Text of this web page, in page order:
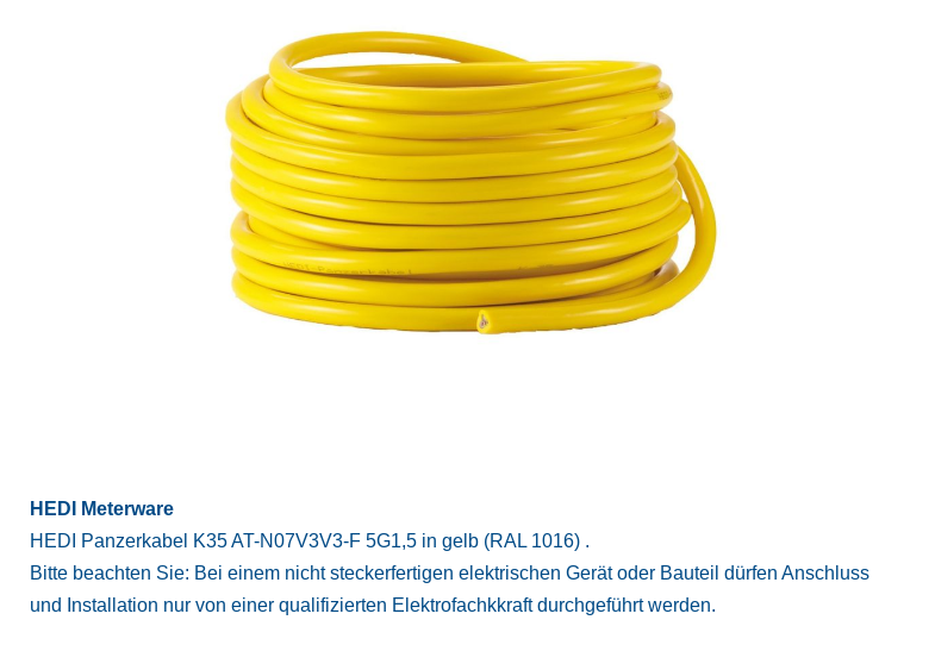
HEDI Meterware
HEDI Panzerkabel K35 AT-N07V3V3-F 5G1,5 in gelb (RAL 1016) .
Bitte beachten Sie: Bei einem nicht steckerfertigen elektrischen Gerät oder Bauteil dürfen Anschluss
und Installation nur von einer qualifizierten Elektrofachkkraft durchgeführt werden.